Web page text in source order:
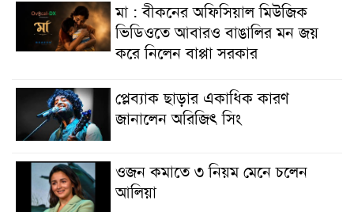
মা : বীকনের অফিসিয়াল মিউজিক
ভিডিওতে আবারও বাঙালির মন জয়
করে নিলেন বাপ্পা সরকার
প্লেব্যাক ছাড়ার একাধিক কারণ
জানালেন অরিজিৎ সিং
ওজন কমাতে ৩ নিয়ম মেনে চলেন
আলিয়া